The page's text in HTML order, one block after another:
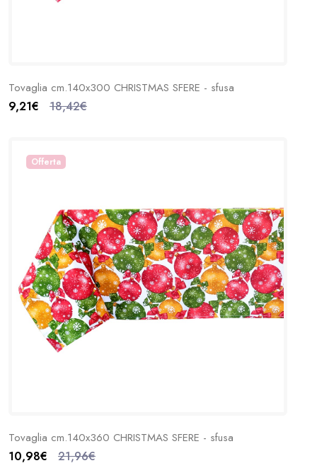
Tovaglia cm.140x300 CHRISTMAS SFERE - sfusa
9,21€ 18,42€
Offerta
Tovaglia cm.140x360 CHRISTMAS SFERE - sfusa
10,98€ 21,96€